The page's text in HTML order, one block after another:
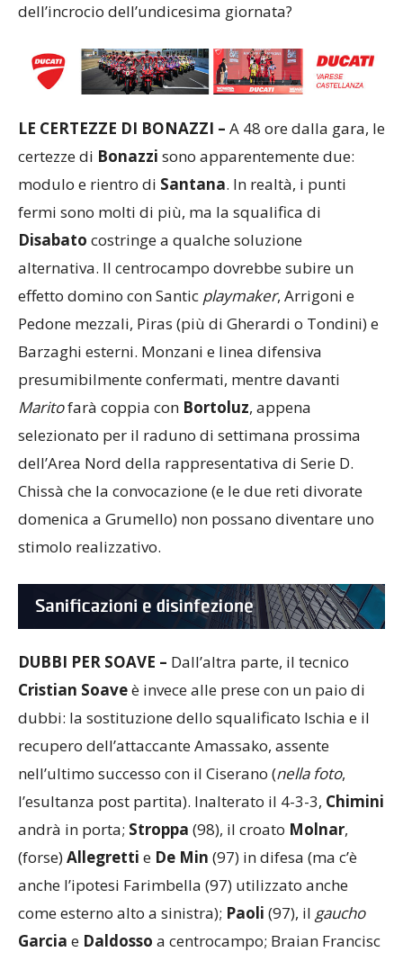
dell’incrocio dell’undicesima giornata?
LE CERTEZZE DI BONAZZI – A 48 ore dalla gara, le
certezze di Bonazzi sono apparentemente due:
modulo e rientro di Santana. In realtà, i punti
fermi sono molti di più, ma la squalifica di
Disabato costringe a qualche soluzione
alternativa. Il centrocampo dovrebbe subire un
effetto domino con Santic playmaker, Arrigoni e
Pedone mezzali, Piras (più di Gherardi o Tondini) e
Barzaghi esterni. Monzani e linea difensiva
presumibilmente confermati, mentre davanti
Maritofarà coppia con Bortoluz, appena
selezionato per il raduno di settimana prossima
dell’Area Nord della rappresentativa di Serie D.
Chissà che la convocazione (e le due reti divorate
domenica a Grumello) non possano diventare uno
stimolo realizzativo.
DUBBI PER SOAVE – Dall’altra parte, il tecnico
Cristian Soaveè invece alle prese con un paio di
dubbi: la sostituzione dello squalificato Ischia e il
recupero dell’attaccante Amassako, assente
nell’ultimo successo con il Ciserano (nella foto,
l’esultanza post partita). Inalterato il 4-3-3, Chimini
andrà in porta; Stroppa (98), il croato Molnar,
(forse)Allegretti e De Min (97) in difesa (ma c’è
anche l’ipotesi Farimbella (97) utilizzato anche
come esterno alto a sinistra); Paoli (97), il gaucho
Garcia e Daldosso a centrocampo; Braian Francisc